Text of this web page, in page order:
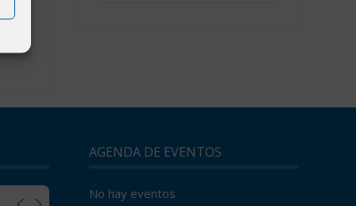
AGENDA DE EVENTOS
No hay eventos